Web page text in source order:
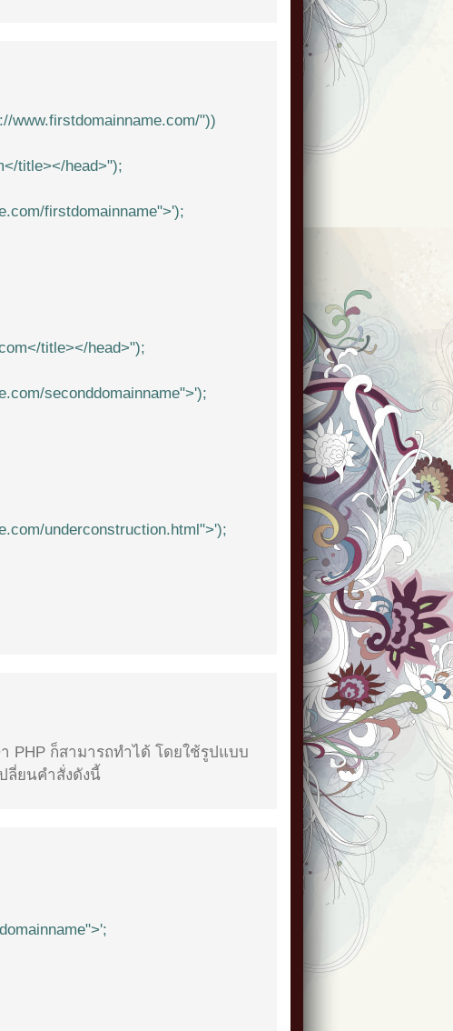
www.firstdomainname.com/"))
title></head>");
firstdomainname">');
title></head>");
seconddomainname">');
underconstruction.html">');
PHP ก็สามารถทำได้ โดยใช้รูปแบบ
ลี่ยนคำสั่งดังนี้